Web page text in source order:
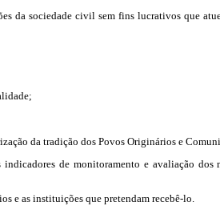
da sociedade civil sem fins lucrativos que
da tradição dos Povos Originários e
de monitoramento e avaliação
e as instituições que pretendam recebê-lo.